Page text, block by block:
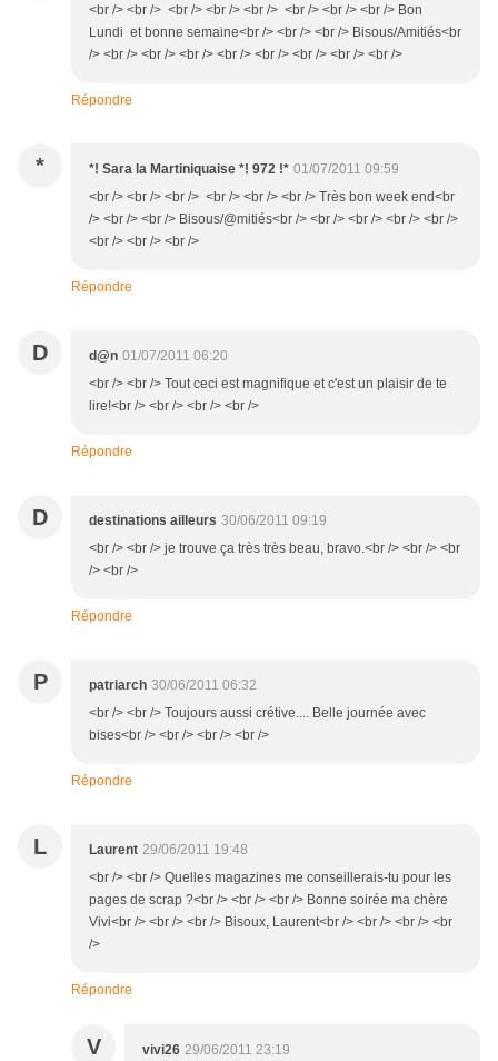
<br /> <br /> <br /> <br /> <br /> <br /> <br /> <br /> Bon
Lundi et bonne semaine<br /> <br /> <br /> Bisous/Amitiés<br
/> <br /> <br /> <br /> <br /> <br /> <br /> <br /> <br />
Répondre
* *! Sara la Martiniquaise *! 972 !* 01/07/2011 09:59
<br /> <br /> <br /> <br /> <br /> <br /> Très bon week end<br
/> <br /> <br /> Bisous/@mitiés<br /> <br /> <br /> <br /> <br />
<br /> <br /> <br />
Répondre
D d@n 01/07/2011 06:20
<br /> <br /> Tout ceci est magnifique et c'est un plaisir de te
lire!<br /> <br /> <br /> <br />
Répondre
D destinations ailleurs 30/06/2011 09:19
<br /> <br /> je trouve ça très très beau, bravo.<br /> <br /> <br
/> <br />
Répondre
P patriarch 30/06/2011 06:32
<br /> <br /> Toujours aussi crétive.... Belle journée avec
bises<br /> <br /> <br /> <br />
Répondre
L Laurent 29/06/2011 19:48
<br /> <br /> Quelles magazines me conseillerais-tu pour les
pages de scrap ?<br /> <br /> <br /> Bonne soirée ma chère
Vivi<br /> <br /> <br /> Bisoux, Laurent<br /> <br /> <br /> <br
/>
Répondre
V vivi26 29/06/2011 23:19